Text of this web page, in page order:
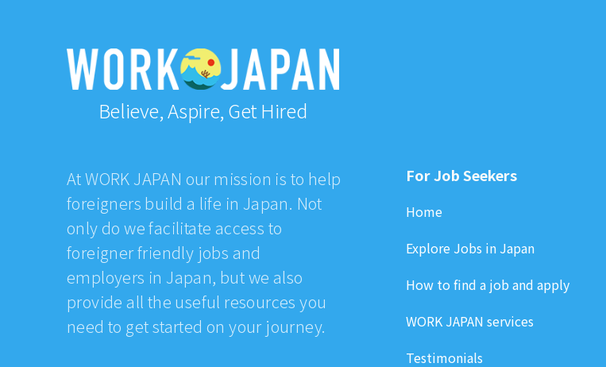
Believe, Aspire, Get Hired
At WORK JAPAN our mission is to help
foreigners build a life in Japan. Not
only do we facilitate access to
foreigner friendly jobs and
employers in Japan, but we also
provide all the useful resources you
need to get started on your journey.
For Job Seekers
Home
Explore Jobs in Japan
How to find a job and apply
WORK JAPAN services
Testimonials